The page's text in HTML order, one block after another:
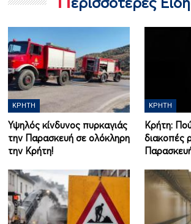
ΚΡΉΤΗ
Υψηλός κίνδυνος πυρκαγιάς
την Παρασκευή σε ολόκληρη
την Κρήτη!
ΚΡΉΤΗ
Κρήτη:
διακοπές